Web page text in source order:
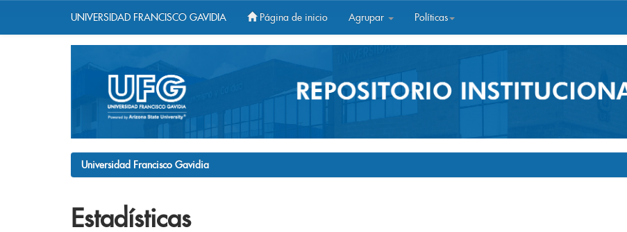
UNIVERSIDAD FRANCISCO GAVIDIA Página de inicio Agrupar Políticas
Universidad Francisco Gavidia
Estadísticas